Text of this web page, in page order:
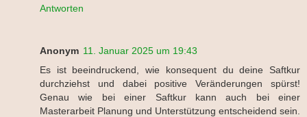
Antworten
Anonym 11. Januar 2025 um 19:43
Es ist beeindruckend, wie konsequent du deine Saftkur
durchziehst und dabei positive Veränderungen spürst!
Genau wie bei einer Saftkur kann auch bei einer
Masterarbeit Planung und Unterstützung entscheidend sein.